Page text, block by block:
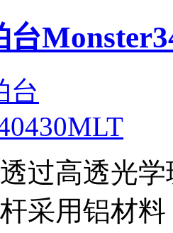
台
过高透光
采用铝材